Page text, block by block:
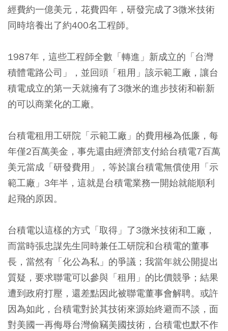
經費約一億美元，花費四年，研發完成了3微米技術
同時培養出了約400名工程師。
1987年，這些工程師全數「轉進」新成立的「台灣
積體電路公司」，並回頭「租用」該示範工廠，讓台
積電成立的第一天就擁有了3微米的進步技術和嶄新
的可以商業化的工廠。
台積電租用工研院「示範工廠」的費用極為低廉，每
年僅2百萬美金，事先還由經濟部支付給台積電7百萬
美元當成「研發費用」，等於讓台積電無償使用「示
範工廠」3年半，這就是台積電業務一開始就能順利
起飛的原因。
台積電以這樣的方式「取得」了3微米技術和工廠，
而當時張忠謀先生同時兼任工研院和台積電的董事
長，當然有「化公為私」的爭議；我當年就公開提出
質疑，要求聯電可以參與「租用」的比價競爭；結果
遭到政府打壓，還差點因此被聯電董事會解聘。或許
因為如此，台積電對於其技術來源始終避而不談，面
對美國一再侮辱台灣偷竊美國技術，台積電也默不作